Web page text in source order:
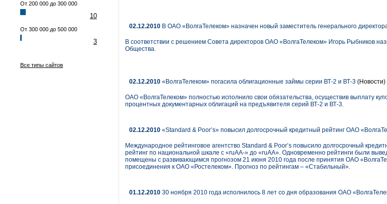
От 200 000 до 300 000
10
От 300 000 до 500 000
3
Все типы сайтов
02.12.2010 В ОАО «ВолгаТелеком» назначен новый заместитель генерального
В соответствии с решением Совета директоров ОАО «ВолгаТелеком» Игорь Рыбников
Общества.
02.12.2010 «ВолгаТелеком» погасила облигационные займы серии ВТ-2 и ВТ-3 (Новости)
ОАО «ВолгаТелеком» полностью исполнило свои обязательства, осуществив выплату
процентных документарных облигаций на предъявителя серий ВТ-2 и ВТ-3.
02.12.2010 «Standard & Рoor’s» повысил долгосрочный кредитный рейтинг ОАО
Международное рейтинговое агентство Standard & Poor’s повысило долгосрочный
рейтинг по национальной шкале с «ruAA-» до «ruAA». Одновременно рейтинги были
помещены с развивающимся прогнозом 21 июня 2010 года после принятия ОАО
присоединения к ОАО «Ростелеком». Прогноз по рейтингам – «Стабильный».
01.12.2010 30 ноября 2010 года исполнилось 8 лет со дня образования ОАО